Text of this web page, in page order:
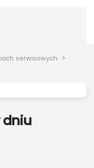
serwisowych
dniu